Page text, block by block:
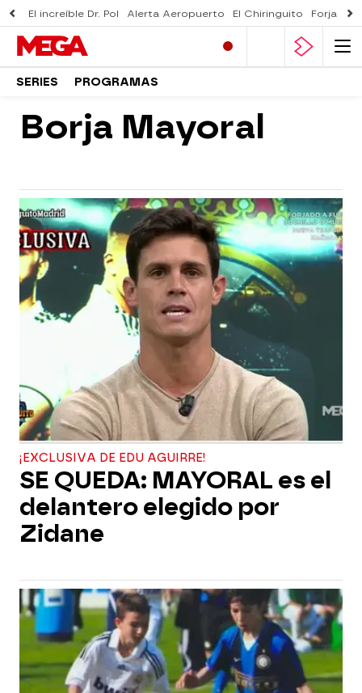
El increíble Dr. Pol Alerta Aeropuerto El Chiringuito Forjado
SERIES PROGRAMAS
Borja Mayoral
¡EXCLUSIVA DE EDU AGUIRRE!
SE QUEDA: MAYORAL es el
delantero elegido por
Zidane